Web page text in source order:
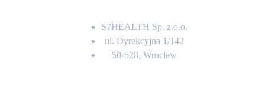
S7HEALTH Sp. z o.o.
ul. Dyrekcyjna 1/142
50-528, Wrocław